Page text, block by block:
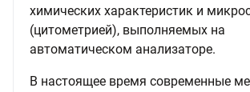
химических характеристик и
(цитометрией), выполняемых на
автоматическом анализаторе.
В настоящее время современные